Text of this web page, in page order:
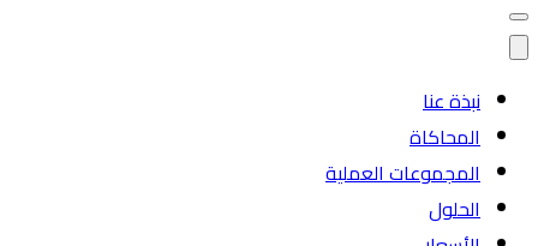
نبذة عنا
المحاكاة
المجموعات العملية
الحلول